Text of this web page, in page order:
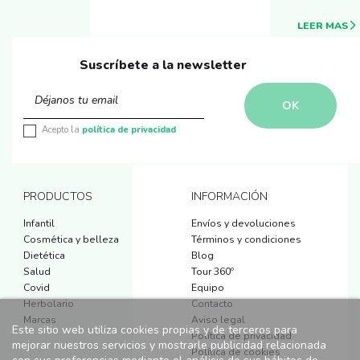
LEER MAS
Este sitio web utiliza cookies propias y de terceros para
mejorar nuestros servicios y mostrarle publicidad relacionada
Suscríbete a la newsletter
Acepto la política de privacidad
PRODUCTOS
Infantil
Cosmética y belleza
Dietética
Salud
Covid
Herbolario
Marcas
INFORMACIÓN
Envíos y devoluciones
Términos y condiciones
Blog
Tour 360º
Equipo
Contacto
Aviso legal
Política de privacidad
Política de cookies